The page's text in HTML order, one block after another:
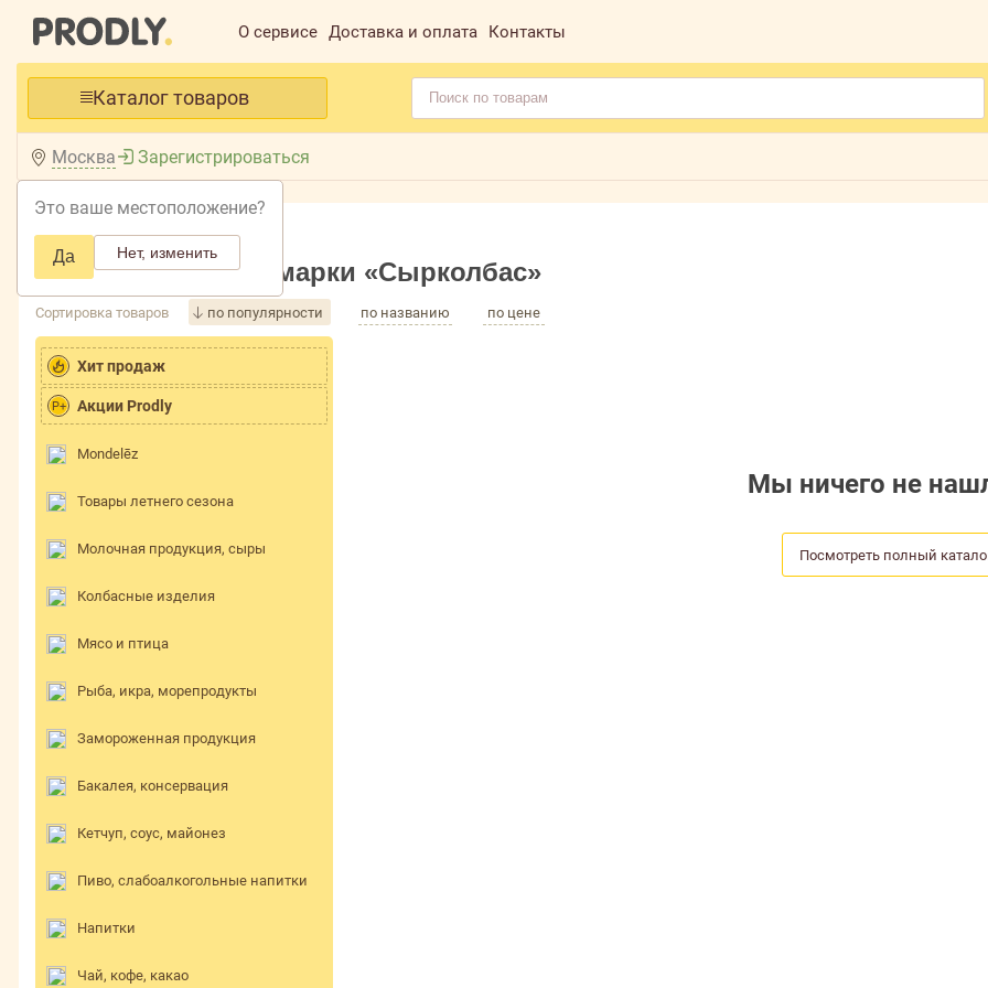
О сервисе Доставка и оплата Контакты
Каталог товаров
Москва
Это ваше местоположение?
Да Нет, изменить
Зарегистрироваться
Главная /Каталог /
Товары торговой марки «Сырколбас»
Сортировка товаров по популярности по названию по цене
Хит продаж
P+ Акции Prodly
Mondelēz
Товары летнего сезона
Молочная продукция, сыры
Колбасные изделия
Мясо и птица
Рыба, икра, морепродукты
Замороженная продукция
Бакалея, консервация
Кетчуп, соус, майонез
Пиво, слабоалкогольные напитки
Напитки
Чай, кофе, какао
Мы ничего не
Посмотреть полный